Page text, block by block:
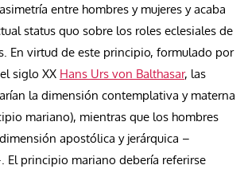
entre hombres y mujeres y acaba
status quo sobre los roles eclesiales de
En virtud de este principio, formulado por
siglo XX Hans Urs von Balthasar, las
la dimensión contemplativa y materna
mariano), mientras que los hombres
apostólica y jerárquica –
El principio mariano debería referirse